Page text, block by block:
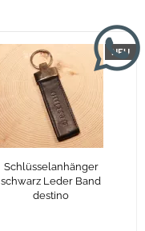
NEU
Schlüsselanhänger
schwarz Leder Band
destino